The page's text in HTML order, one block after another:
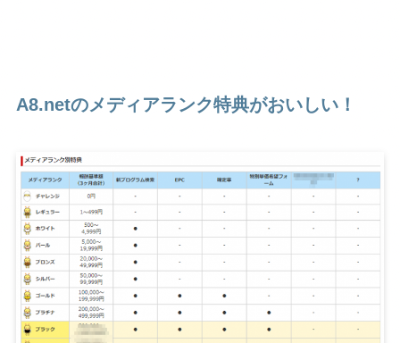
A8.netのメディアランク特典がおいしい！